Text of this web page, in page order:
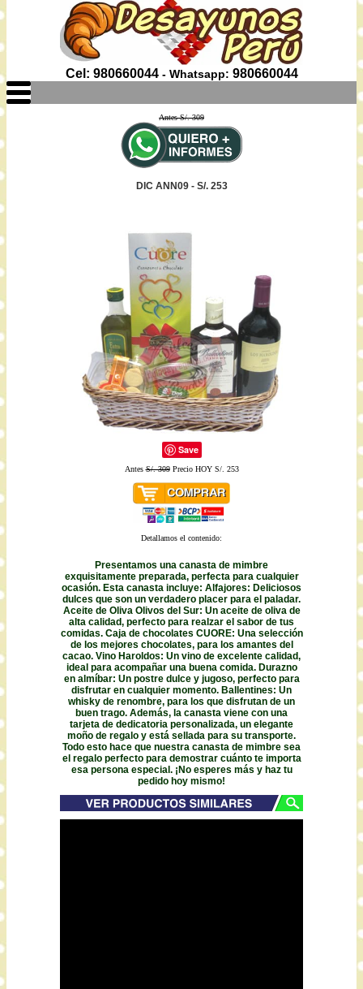
Cel: 980660044- Whatsapp: 980660044
Antes S/. 309
DIC ANN09 - S/. 253
Save
AntesS/. 309Precio HOY S/. 253
Detallamos el contenido:
Presentamos una canasta de mimbre
exquisitamente preparada, perfecta para cualquier
ocasión. Esta canasta incluye: Alfajores: Deliciosos
dulces que son un verdadero placer para el paladar.
Aceite de Oliva Olivos del Sur: Un aceite de oliva de
alta calidad, perfecto para realzar el sabor de tus
comidas. Caja de chocolates CUORE: Una selección
de los mejores chocolates, para los amantes del
cacao. Vino Haroldos: Un vino de excelente calidad,
ideal para acompañar una buena comida. Durazno
en almíbar: Un postre dulce y jugoso, perfecto para
disfrutar en cualquier momento. Ballentines: Un
whisky de renombre, para los que disfrutan de un
buen trago. Además, la canasta viene con una
tarjeta de dedicatoria personalizada, un elegante
moño de regalo y está sellada para su transporte.
Todo esto hace que nuestra canasta de mimbre sea
el regalo perfecto para demostrar cuánto te importa
esa persona especial. ¡No esperes más y haz tu
pedido hoy mismo!